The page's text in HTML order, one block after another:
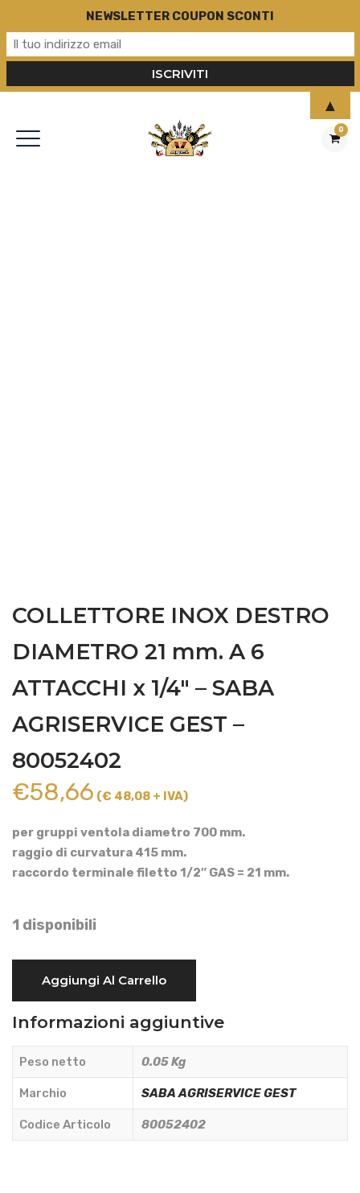
0
COLLETTORE INOX DESTRO
DIAMETRO 21 mm. A 6
ATTACCHI x 1/4″ – SABA
AGRISERVICE GEST –
80052402
€58,66 (€ 48,08 + IVA)
per gruppi ventola diametro 700 mm.
raggio di curvatura 415 mm.
raccordo terminale filetto 1/2″ GAS = 21 mm.
1 disponibili
DIAMETRO
21
mm.
6
ATTACCHI
Aggiungi Al Carrello
Informazioni aggiuntive
Peso netto 0.05 Kg
Marchio SABA AGRISERVICE GEST
Codice Articolo 80052402
NEWSLETTER COUPON SCONTI
▲